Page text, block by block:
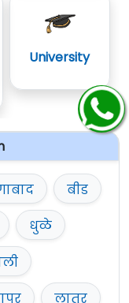
University
बीड
धुळे
लातूर